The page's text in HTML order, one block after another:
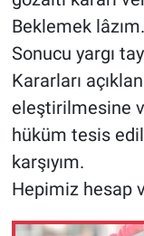
Beklemek lâzım.
Sonucu yargı
Kararları
eleştirilmesine
hüküm tesis
karşıyım.
Hepimiz hesap